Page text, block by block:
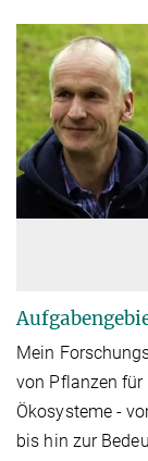
Mein
von Pflanzen
Ökosysteme -
bis hin zur